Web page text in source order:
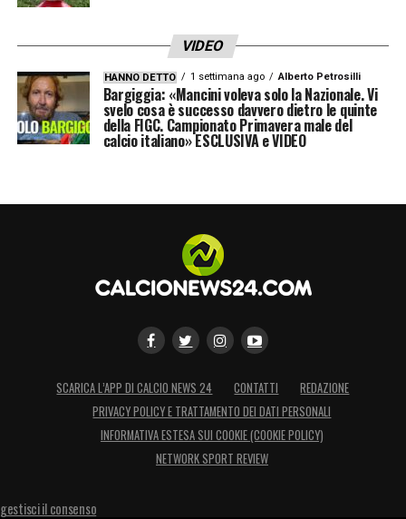
VIDEO
HANNO DETTO 1 settimana ago Alberto Petrosilli
Bargiggia: «Mancini voleva solo la Nazionale. Vi
svelo cosa è successo davvero dietro le quinte
della FIGC. Campionato Primavera male del
calcio italiano» ESCLUSIVA e VIDEO
SCARICA L’APP DI CALCIO NEWS 24 CONTATTI
REDAZIONE
PRIVACY POLICY E TRATTAMENTO DEI DATI PERSONALI
INFORMATIVA ESTESA SUI COOKIE (COOKIE POLICY)
NETWORK SPORT REVIEW
gestisci il consenso